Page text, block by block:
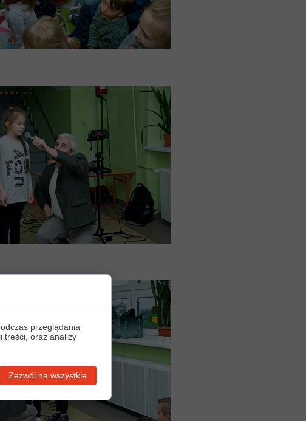
przeglądania
treści, oraz analizy
Zezwól na wszystkie